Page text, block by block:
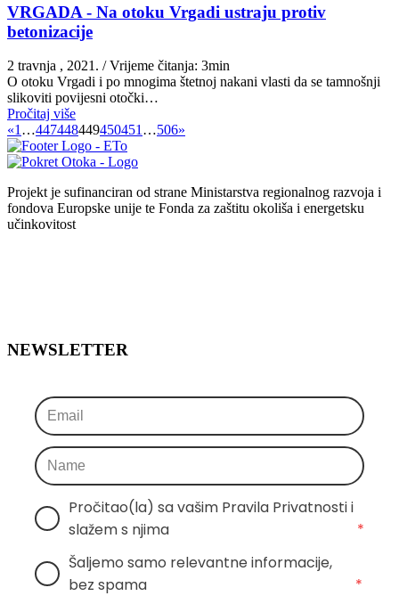
VRGADA - Na otoku Vrgadi ustraju protiv
betonizacije
2 travnja , 2021. / Vrijeme čitanja: 3min
O otoku Vrgadi i po mnogima štetnoj nakani vlasti da se tamnošnji
slikoviti povijesni otočki…
Pročitaj više
«1…447448449450451…506»
Projekt je sufinanciran od strane Ministarstva regionalnog razvoja i
fondova Europske unije te Fonda za zaštitu okoliša i energetsku
učinkovitost
NEWSLETTER
Pročitao(la) sa vašim Pravila Privatnosti i
slažem s njima
*
Šaljemo samo relevantne informacije,
bez spama
*